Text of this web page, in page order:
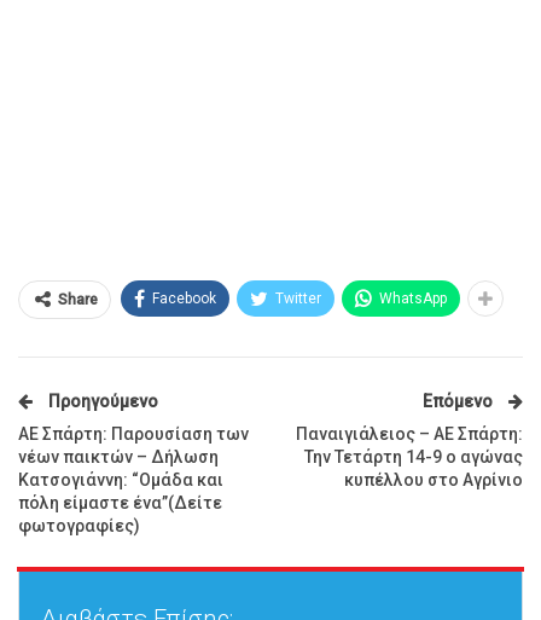
Share Facebook Twitter WhatsApp
Προηγούμενο
ΑΕ Σπάρτη: Παρουσίαση των
νέων παικτών – Δήλωση
Κατσογιάννη: “Ομάδα και
πόλη είμαστε ένα”(Δείτε
φωτογραφίες)
Επόμενο
Παναιγιάλειος – ΑΕ Σπάρτη:
Την Τετάρτη 14-9 ο αγώνας
κυπέλλου στο Αγρίνιο